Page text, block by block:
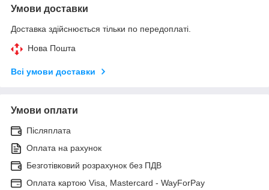
Умови доставки
Доставка здійснюється тільки по передоплаті.
Нова Пошта
Всі умови доставки
Умови оплати
Післяплата
Оплата на рахунок
Безготівковий розрахунок без ПДВ
Оплата картою Visa, Mastercard - WayForPay